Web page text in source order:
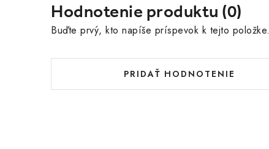
Hodnotenie produktu (0)
Buďte prvý, kto napíše príspevok k tejto položke.
PRIDAŤ HODNOTENIE